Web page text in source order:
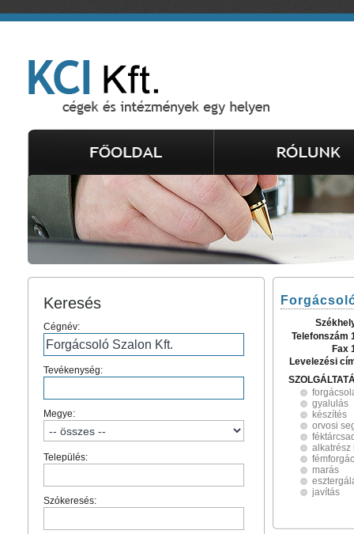
Keresés
Cégnév:
Tevékenység:
Megye:
Település:
Szókeresés:
Telefonszám
Fax
Levelezési
gyalulás
készítés
orvosi
alkatrész
marás
javítás